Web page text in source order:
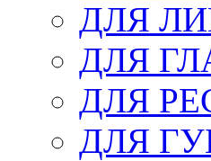
ДЛЯ
ДЛЯ
ДЛЯ
ДЛЯ